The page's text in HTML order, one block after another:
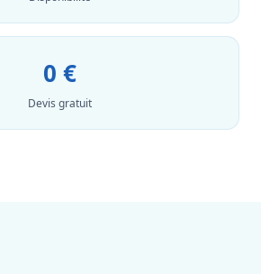
0 €
Devis gratuit